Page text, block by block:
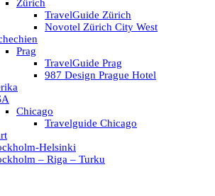
Zürich
TravelGuide Zürich
Novotel Zürich City West
Prag
TravelGuide Prag
987 Design Prague Hotel
Chicago
Travelguide Chicago
Helsinki
– Riga – Turku